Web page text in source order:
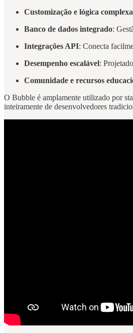
Customização e lógica complexa
Banco de dados integrado:
Integrações API: Conecta
Desempenho escalável:
Comunidade e recursos
O Bubble é amplamente utilizado por
inteiramente de desenvolvedores